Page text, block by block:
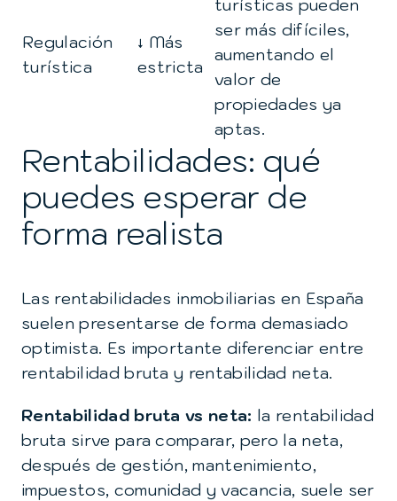
Regulación
turística
↓ Más
estricta
turísticas pueden
ser más difíciles,
aumentando el
valor de
propiedades ya
aptas.
Rentabilidades: qué
puedes esperar de
forma realista
Las rentabilidades inmobiliarias en España
suelen presentarse de forma demasiado
optimista. Es importante diferenciar entre
rentabilidad bruta y rentabilidad neta.
Rentabilidad bruta vs neta: la rentabilidad
bruta sirve para comparar, pero la neta,
después de gestión, mantenimiento,
impuestos, comunidad y vacancia, suele ser